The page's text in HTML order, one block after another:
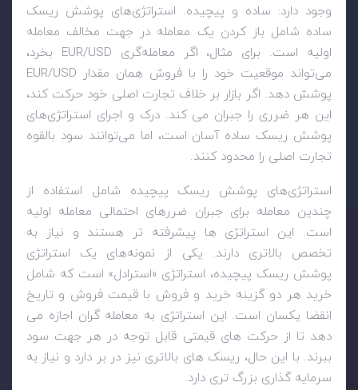
وجود دارد: ساده و پیچیده. استراتژی‌های پوشش ریسک
ساده شامل باز کردن یک معامله در جهت مخالف معامله
اولیه است. برای مثال، اگر معامله‌گری EUR/USD بخرد،
می‌تواند موقعیت خود را با فروش همان مقدار EUR/USD
پوشش دهد. اگر بازار بر خلاف تجارت اصلی خود حرکت کند،
این هر ضرری را جبران می کند. درک و اجرای استراتژی‌های
پوشش ریسک ساده آسان است، اما می‌توانند سود بالقوه
تجارت اصلی را محدود کنند.
استراتژی‌های پوشش ریسک پیچیده شامل استفاده از
چندین معامله برای جبران ضررهای احتمالی معامله اولیه
است. این استراتژی ها پیشرفته تر هستند و نیاز به
تخصص بالاتری دارند. یکی از نمونه‌های یک استراتژی
پوشش ریسک پیچیده، استراتژی «استرادل» است که شامل
خرید هر دو گزینه خرید و فروش با قیمت فروش و تاریخ
انقضا یکسان است. این استراتژی به معامله گران اجازه می
دهد تا از حرکت های قیمتی قابل توجه در هر جهت سود
ببرند. با این حال، ریسک های بالاتری نیز در بر دارد و نیاز به
سرمایه گذاری بزرگ تری دارد.